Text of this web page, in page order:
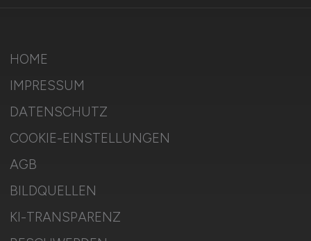
HOME
IMPRESSUM
DATENSCHUTZ
COOKIE-EINSTELLUNGEN
AGB
BILDQUELLEN
KI-TRANSPARENZ